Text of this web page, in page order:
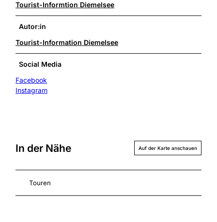
Tourist-Informtion Diemelsee
Autor:in
Tourist-Information Diemelsee
Social Media
Facebook
Instagram
In der Nähe Auf der Karte anschauen
Touren